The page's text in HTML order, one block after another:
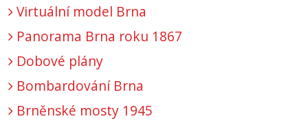
Virtuální model Brna
Panorama Brna roku 1867
Dobové plány
Bombardování Brna
Brněnské mosty 1945